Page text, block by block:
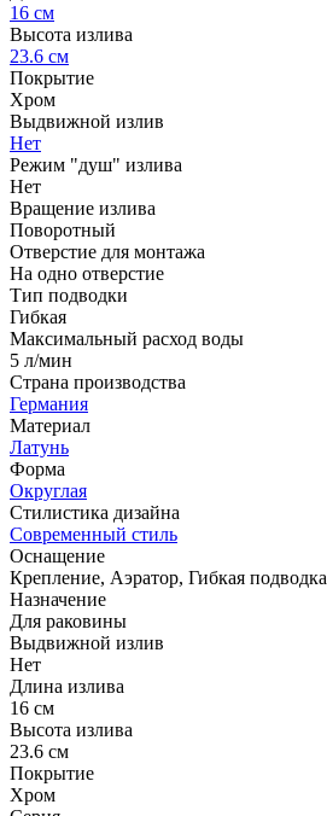
16 см
Высота излива
23.6 см
Покрытие
Хром
Выдвижной излив
Нет
Режим "душ" излива
Нет
Вращение излива
Поворотный
Отверстие для монтажа
На одно отверстие
Тип подводки
Гибкая
Максимальный расход воды
5 л/мин
Страна производства
Германия
Материал
Латунь
Форма
Округлая
Стилистика дизайна
Современный стиль
Оснащение
Крепление, Аэратор, Гибкая подводка
Назначение
Для раковины
Выдвижной излив
Нет
Длина излива
16 см
Высота излива
23.6 см
Покрытие
Хром